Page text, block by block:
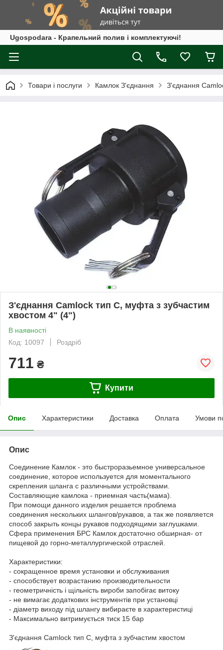
Ugospodara - Крапельний полив і комплектуючі!
Товари і послуги Камлок З'єднання З'єднання
З'єднання Camlock тип С, муфта з зубчастим
хвостом 4" (4")
В наявності
Код: 10097
Роздріб
711 ₴
Купити
Опис Характеристики Доставка Оплата Умови
Опис
Соединение Камлок - это быстроразьемное универсальное
соединение, которое используется для моментального
скрепления шланга с различными устройствами.
Составляющие камлока - приемная часть(мама).
При помощи данного изделия решается проблема
соединения нескольких шлангов/рукавов, а так же появляется
способ закрыть концы рукавов подходящими заглушками.
Сфера применения БРС Камлок достаточно обширная- от
пищевой до горно-металлургической отраслей.
Характеристики:
- сокращенное время установки и обслуживания
- способствует возрастанию производительности
- геометричність і щільність вироби запобігає витоку
- не вимагає додаткових інструментів при установці
- діаметр виходу під шлангу вибираєте в характеристиці
- Максимально витримується тиск 15 бар
З'єднання Camlock тип С, муфта з зубчастим хвостом